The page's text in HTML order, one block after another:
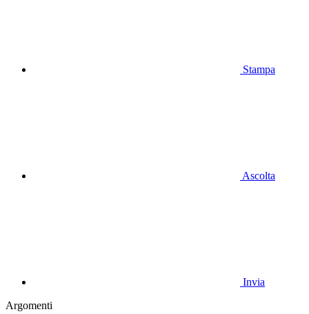
Stampa
Ascolta
Invia
Argomenti